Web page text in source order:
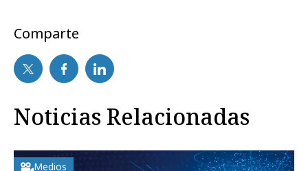
Comparte
Noticias Relacionadas
Medios